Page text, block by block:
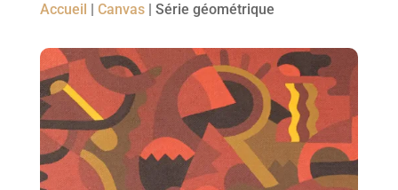
Accueil | Canvas| Série géométrique